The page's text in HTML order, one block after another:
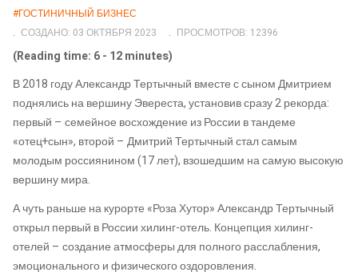
#ГОСТИНИЧНЫЙ БИЗНЕС
СОЗДАНО: 03 ОКТЯБРЯ 2023
ПРОСМОТРОВ: 12396
(Reading time: 6 - 12 minutes)
В 2018 году Александр Тертычный вместе с сыном Дмитрием
поднялись на вершину Эвереста, установив сразу 2 рекорда:
первый – семейное восхождение из России в тандеме
«отец+сын», второй – Дмитрий Тертычный стал самым
молодым россиянином (17 лет), взошедшим на самую высокую
вершину мира.
А чуть раньше на курорте «Роза Хутор» Александр Тертычный
открыл первый в России хилинг-отель. Концепция хилинг-
отелей – создание атмосферы для полного расслабления,
эмоционального и физического оздоровления.